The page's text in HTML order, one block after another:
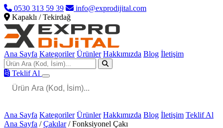
0530 313 59 39
info@exprodijital.com
Kapaklı / Tekirdağ
Ana Sayfa Kategoriler Ürünler Hakkımızda Blog İletişim
Teklif Al
Ana Sayfa Kategoriler Ürünler Hakkımızda Blog İletişim Teklif Al
Ana Sayfa / Çakılar / Fonksiyonel Çakı